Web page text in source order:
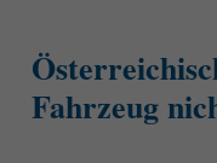
Fahrzeug